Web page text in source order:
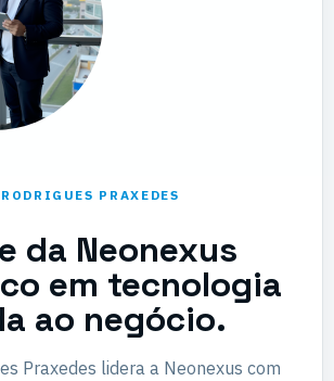
PRAXEDES
da Neonexus
em tecnologia
ao negócio.
Praxedes lidera a Neonexus com